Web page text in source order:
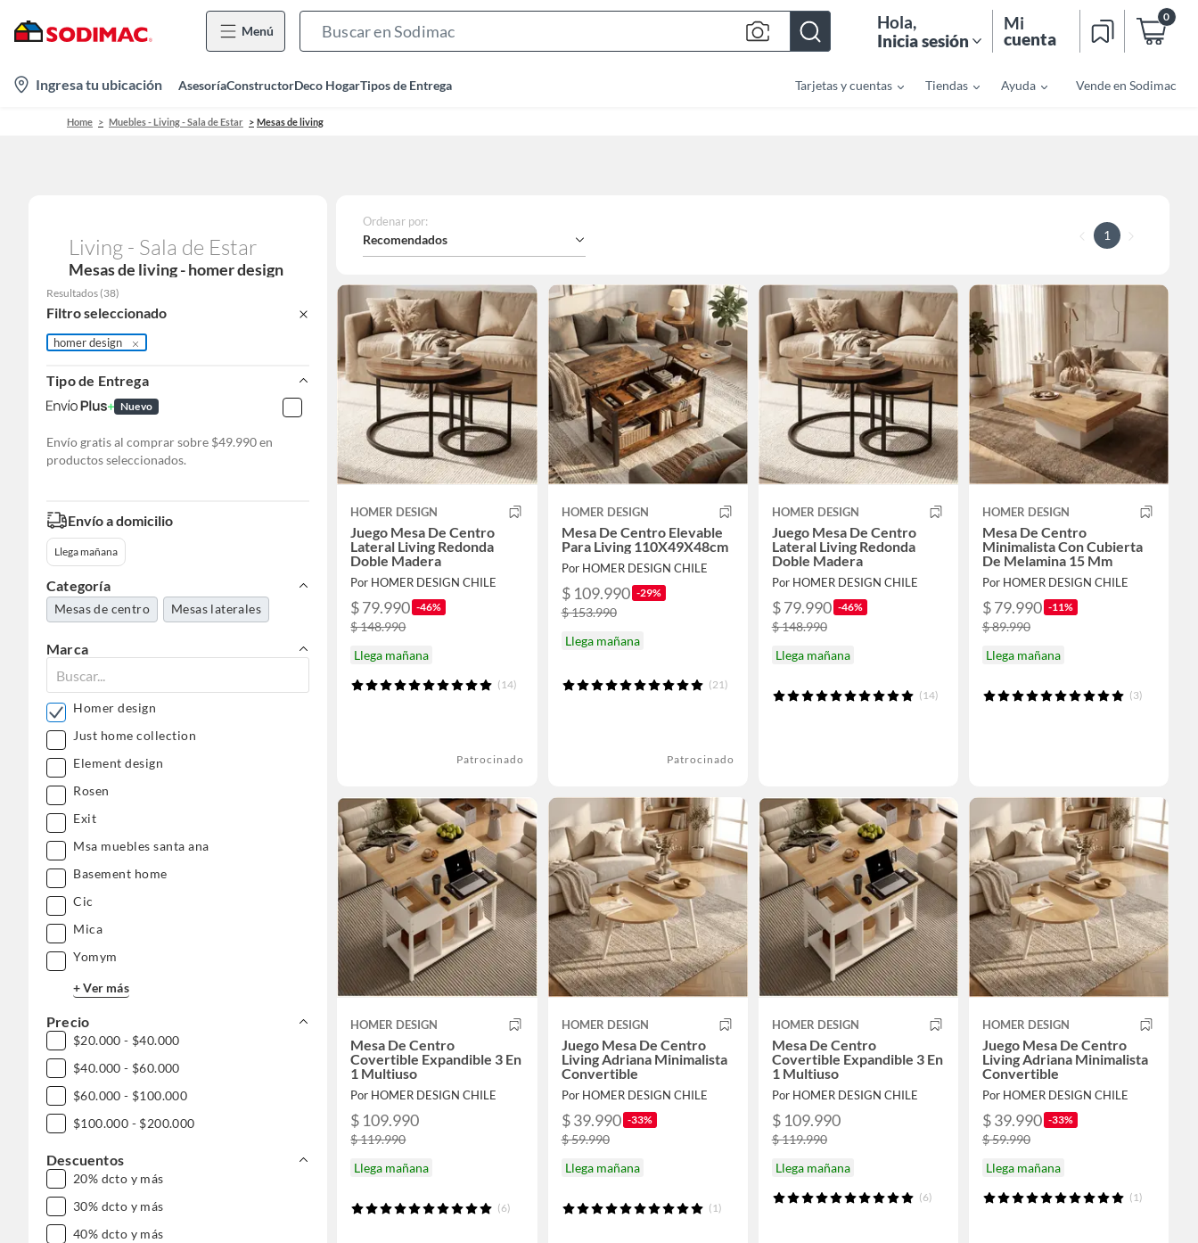
Menú
Bar
Hola,
Inicia sesión
Mi
cuenta
0
location-
icon
Ingresa tu ubicación AsesoríaConstructorDeco HogarTipos de Entrega Tarjetas y cuentas Tiendas Ayuda Vende en Sodimac
Home Muebles - Living - Sala de Estar Mesas de living
Living - Sala de Estar
Mesas de living - homer design
Resultados (38)
Filtro seleccionado
homer design
Tipo de Entrega
Nuevo
Envío gratis al comprar sobre $49.990 en
productos seleccionados.
Envío a domicilio
Llega mañana
Categoría
Mesas de centro Mesas laterales
Marca
Homer design
Just home collection
Element design
Rosen
Exit
Msa muebles santa ana
Basement home
Cic
Mica
Yomym
+ Ver más
Precio
$20.000 - $40.000
$40.000 - $60.000
$60.000 - $100.000
$100.000 - $200.000
Descuentos
20% dcto y más
30% dcto y más
40% dcto y más
Ordenar por:
Recomendados 1
HOMER DESIGN
Juego Mesa De Centro
Lateral Living Redonda
Doble Madera
Por HOMER DESIGN CHILE
$ 79.990 -46%
$ 148.990
Llega mañana
(14)
Patrocinado
HOMER DESIGN
Mesa De Centro Elevable
Para Living 110X49X48cm
Por HOMER DESIGN CHILE
$ 109.990 -29%
$ 153.990
Llega mañana
(21)
Patrocinado
HOMER DESIGN
Juego Mesa De Centro
Lateral Living Redonda
Doble Madera
Por HOMER DESIGN CHILE
$ 79.990 -46%
$ 148.990
Llega mañana
(14)
HOMER DESIGN
Mesa De Centro
Minimalista Con Cubierta
De Melamina 15 Mm
Por HOMER DESIGN CHILE
$ 79.990 -11%
$ 89.990
Llega mañana
(3)
HOMER DESIGN
Mesa De Centro
Covertible Expandible 3 En
1 Multiuso
Por HOMER DESIGN CHILE
$ 109.990
$ 119.990
Llega mañana
(6)
HOMER DESIGN
Juego Mesa De Centro
Living Adriana Minimalista
Convertible
Por HOMER DESIGN CHILE
$ 39.990 -33%
$ 59.990
Llega mañana
(1)
HOMER DESIGN
Mesa De Centro
Covertible Expandible 3 En
1 Multiuso
Por HOMER DESIGN CHILE
$ 109.990
$ 119.990
Llega mañana
(6)
HOMER DESIGN
Juego Mesa De Centro
Living Adriana Minimalista
Convertible
Por HOMER DESIGN CHILE
$ 39.990 -33%
$ 59.990
Llega mañana
(1)